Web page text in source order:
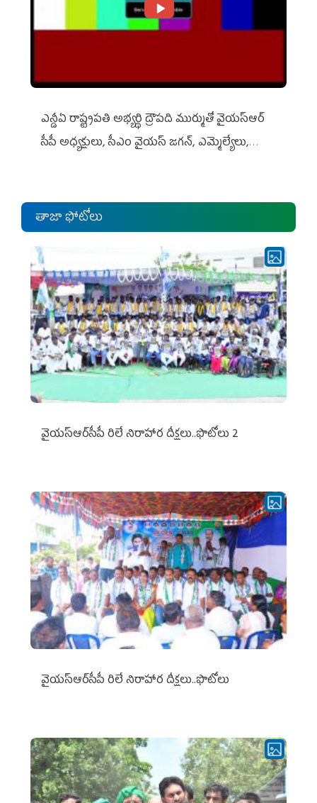
ఎన్డీఏ రాష్ట్ర‌ప‌తి అభ్య‌ర్థి ద్రౌప‌ది ముర్ముతో వైయ‌స్ఆర్
సీపీ అధ్య‌క్షులు, సీఎం వైయ‌స్ జ‌గ‌న్, ఎమ్మెల్యేలు,
తాజా ఫోటోలు
వైయ‌స్ఆర్‌సీపీ రిలే నిరాహార దీక్షలు..ఫొటోలు 2
వైయ‌స్ఆర్‌సీపీ రిలే నిరాహార దీక్షలు..ఫొటోలు